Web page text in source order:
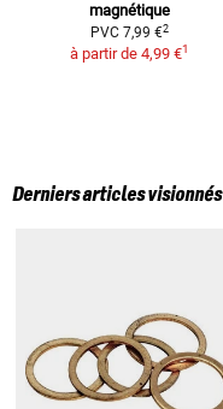
magnétique
PVC 7,99 €2
à partir de 4,99 €1
Derniers articles visionnés